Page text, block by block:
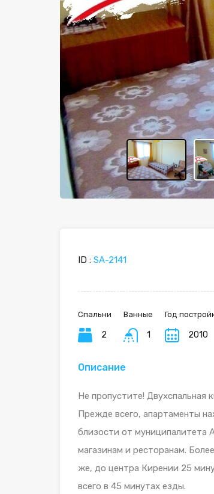
ID : SA-2141
Спальни
2
Ванные
1
Год
2010
Описание
Не пропустите! Двухспальная
Прежде всего, апартаменты
близости от муниципалитета
магазинам и ресторанам.
же, до центра Кирении 25
всего в 45 минутах езды.